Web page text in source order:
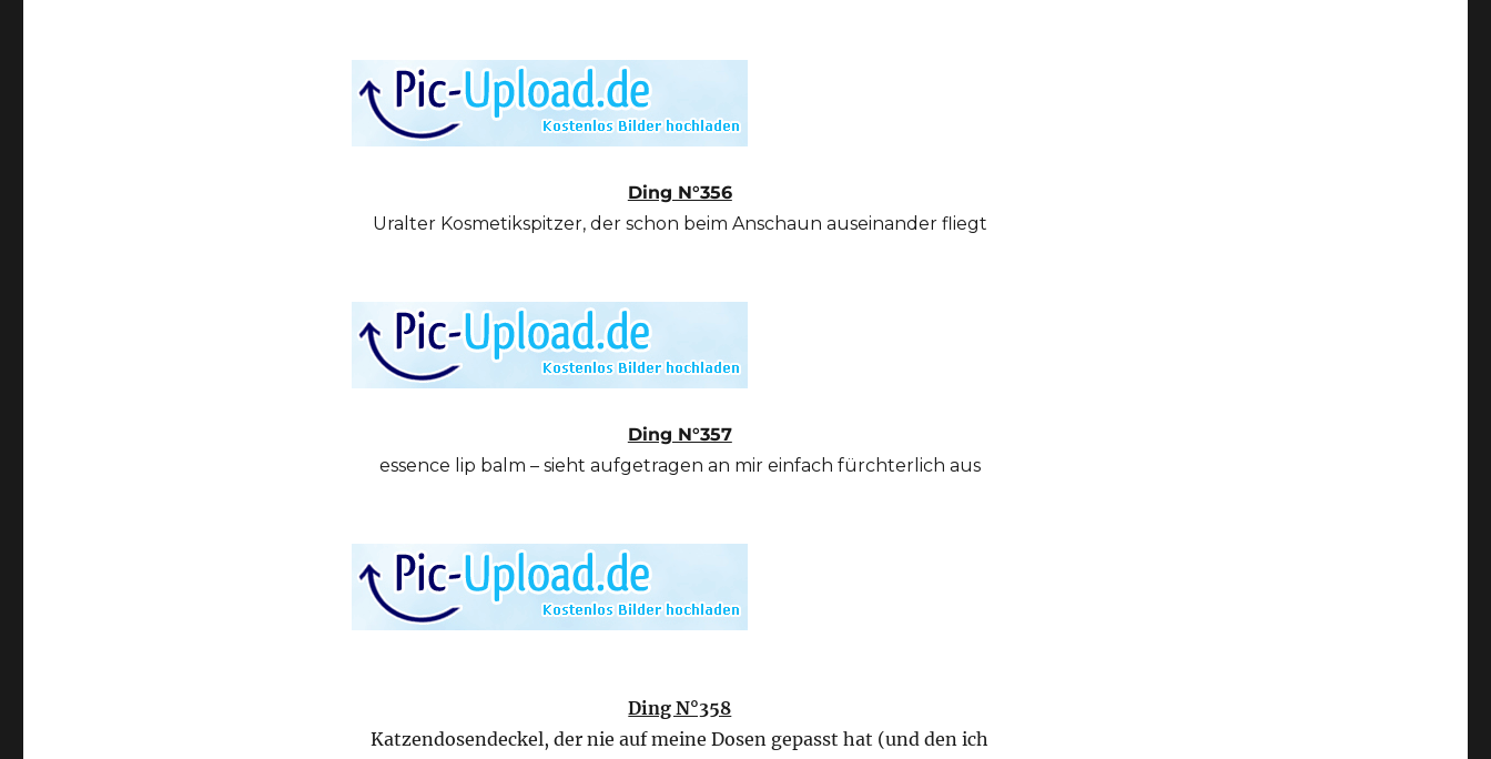
Ding N°356
Uralter Kosmetikspitzer, der schon beim Anschaun auseinander fliegt
Ding N°357
essence lip balm – sieht aufgetragen an mir einfach fürchterlich aus
Ding N°358
Katzendosendeckel, der nie auf meine Dosen gepasst hat (und den ich